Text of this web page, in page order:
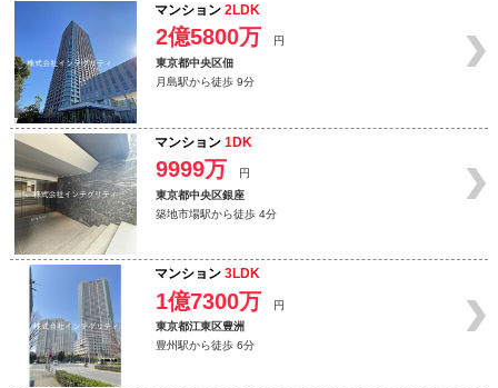
マンション 2LDK
2億5800万
円
東京都中央区佃
月島駅から徒歩 9分
マンション 1DK
9999万
円
東京都中央区銀座
築地市場駅から徒歩 4分
マンション 3LDK
1億7300万
円
東京都江東区豊洲
豊州駅から徒歩 6分